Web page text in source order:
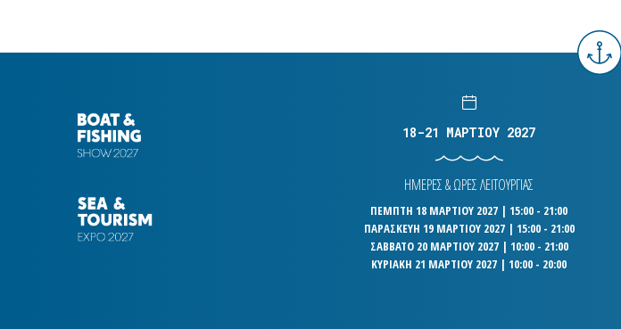
18-21 ΜΑΡΤΙΟΥ 2027
ΗΜΕΡΕΣ & ΩΡΕΣ ΛΕΙΤΟΥΡΓΙΑΣ
ΠΕΜΠΤΗ 18 ΜΑΡΤΙΟΥ 2027 | 15:00 - 21:00
ΠΑΡΑΣΚΕΥΗ 19 ΜΑΡΤΙΟΥ 2027 | 15:00 - 21:00
ΣΑΒΒΑΤΟ 20 ΜΑΡΤΙΟΥ 2027 | 10:00 - 21:00
ΚΥΡΙΑΚΗ 21 ΜΑΡΤΙΟΥ 2027 | 10:00 - 20:00